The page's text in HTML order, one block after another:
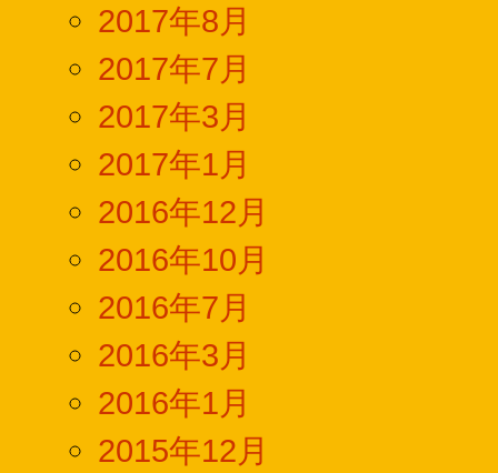
2017年8月
2017年7月
2017年3月
2017年1月
2016年12月
2016年10月
2016年7月
2016年3月
2016年1月
2015年12月